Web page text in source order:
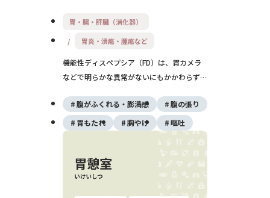
胃・腸・肝臓（消化器）
胃炎・潰瘍・腫瘍など
機能性ディスペプシア（FD）は、胃カメラ
などで明らかな異常がないにもかかわらず、
状が続く疾患です。消化管の運動機能の低下
やストレスなどが関係しており、薬物療法と
生活習慣の改善、心理的ケアを組み合わせた
腹がふくれる・膨満感
腹の張り
胃もたれ
胸やけ 嘔吐